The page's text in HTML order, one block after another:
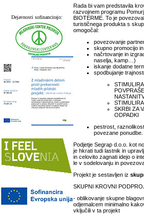
Dejavnosti sofinancirajo:
Rada bi vam predstavila
razvojnem programu
BIOTERME. To je
turističnega produkta s
omogočal:
povezovanje
skupno promocijo
načrtovanje in
naselja, kamp…)
iskanje dodatne
spodbujanje
SKRBI ZA
ODPADKI
pestrost,
povezane ponudbe.
Podjetje Segrap d.o.o. kot
je hkrati tudi lastnik in
in celovito zagnati idejo o
le v sodelovanju in
Projekt je sestavljen iz
SKUPNI KROVNI
- oblikovanje skupne
odjemalcem minimalno
vključili v ta projekt